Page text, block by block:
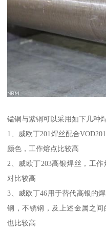
锰铜与紫铜可以采用如下几种
1、威欧丁201焊丝配合
颜色，工作熔点比较高
2、威欧丁203高银焊丝，工
对比较高
3、威欧丁46用于替代高银的
钢，不锈钢，及上述金属之
也比较高